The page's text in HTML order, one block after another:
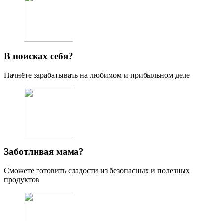
В поисках себя?
Начнёте зарабатывать на любимом и прибыльном деле
Заботливая мама?
Сможете готовить сладости из безопасных и полезных
продуктов